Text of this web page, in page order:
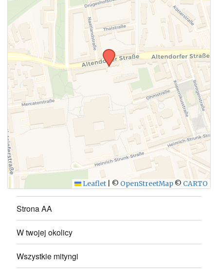
Leaflet © OpenStreetMap © CARTO
Strona AA
W twojej okolicy
Wszystkie mityngi